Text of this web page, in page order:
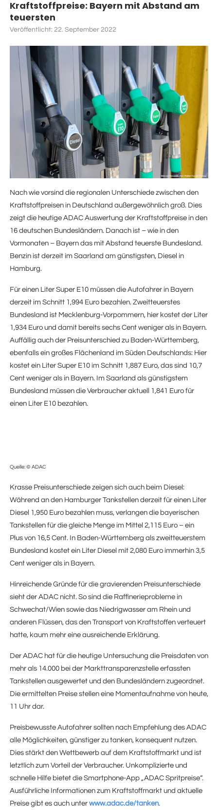
Kraftstoffpreise: Bayern mit Abstand am
teuersten
Veröffentlicht: 22. September 2022
Nach wie vorsind die regionalen Unterschiede zwischen den
Kraftstoffpreisen in Deutschland außergewöhnlich groß. Dies
zeigt die heutige ADAC Auswertung der Kraftstoffpreise in den
16 deutschen Bundesländern. Danach ist – wie in den
Vormonaten – Bayern das mit Abstand teuerste Bundesland.
Benzin ist derzeit im Saarland am günstigsten, Diesel in
Hamburg.
Für einen Liter Super E10 müssen die Autofahrer in Bayern
derzeit im Schnitt 1,994 Euro bezahlen. Zweitteuerstes
Bundesland ist Mecklenburg-Vorpommern, hier kostet der Liter
1,934 Euro und damit bereits sechs Cent weniger als in Bayern.
Auffällig auch der Preisunterschied zu Baden-Württemberg,
ebenfalls ein großes Flächenland im Süden Deutschlands: Hier
kostet ein Liter Super E10 im Schnitt 1,887 Euro, das sind 10,7
Cent weniger als in Bayern. Im Saarland als günstigstem
Bundesland müssen die Verbraucher aktuell 1,841 Euro für
einen Liter E10 bezahlen.
Quelle:© ADAC
Krasse Preisunterschiede zeigen sich auch beim Diesel:
Während an den Hamburger Tankstellen derzeit für einen Liter
Diesel 1,950 Euro bezahlen muss, verlangen die bayerischen
Tankstellen für die gleiche Menge im Mittel 2,115 Euro – ein
Plus von 16,5 Cent. In Baden-Württemberg als zweitteuerstem
Bundesland kostet ein Liter Diesel mit 2,080 Euro immerhin 3,5
Cent weniger als in Bayern.
Hinreichende Gründe für die gravierenden Preisunterschiede
sieht der ADAC nicht. So sind die Raffinerieprobleme in
Schwechat/Wien sowie das Niedrigwasser am Rhein und
anderen Flüssen, das den Transport von Kraftstoffen verteuert
hatte, kaum mehr eine ausreichende Erklärung.
Der ADAC hat für die heutige Untersuchung die Preisdaten von
mehr als 14.000 bei der Markttransparenzstelle erfassten
Tankstellen ausgewertet und den Bundesländern zugeordnet.
Die ermittelten Preise stellen eine Momentaufnahme von heute,
11 Uhr dar.
Preisbewusste Autofahrer sollten nach Empfehlung des ADAC
alle Möglichkeiten, günstiger zu tanken, konsequent nutzen.
Dies stärkt den Wettbewerb auf dem Kraftstoffmarkt und ist
letztlich zum Vorteil der Verbraucher. Unkomplizierte und
schnelle Hilfe bietet die Smartphone-App „ADAC Spritpreise“.
Ausführliche Informationen zum Kraftstoffmarkt und aktuelle
Preise gibt es auch unter www.adac.de/tanken.